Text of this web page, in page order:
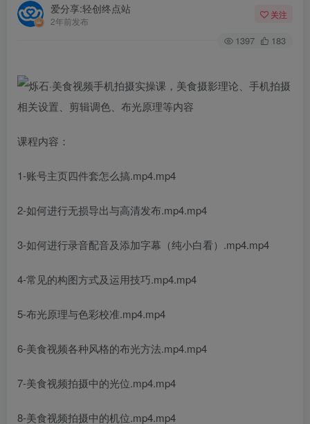
爱分享:轻创终点站
2年前发布
关注
1397 183
课程内容：
1-账号主页四件套怎么搞.mp4.mp4
2-如何进行无损导出与高清发布.mp4.mp4
3-如何进行录音配音及添加字幕（纯小白看）.mp4.mp4
4-常见的构图方式及运用技巧.mp4.mp4
5-布光原理与色彩校准.mp4.mp4
6-美食视频各种风格的布光方法.mp4.mp4
7-美食视频拍摄中的光位.mp4.mp4
8-美食视频拍摄中的机位.mp4.mp4